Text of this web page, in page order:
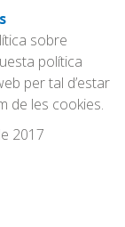
sobre
política
per tal d’estar
de les cookies.
2017